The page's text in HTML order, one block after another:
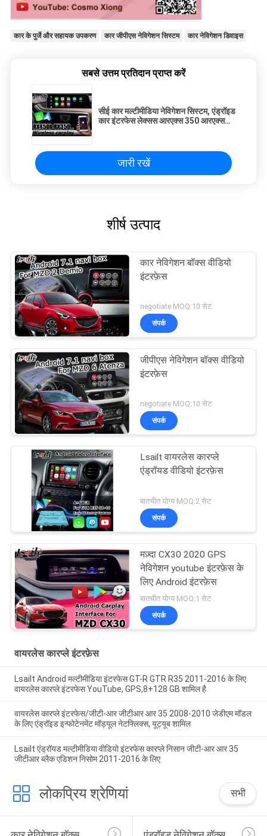
कार के पुर्जे और सहायक उपकरण कार जीपीएस नेविगेशन सिस्टम कार नेविगेशन डिवाइस
सबसे उत्तम प्रतिदान प्राप्त करें
सीई कार मल्टीमीडिया नेविगेशन सिस्टम, एंड्रॉइड
कार इंटरफेस लेक्सस आरएक्स 350 आरएक्स
जारी रखें
शीर्ष उत्पाद
कार नेविगेशन बॉक्स वीडियो
इंटरफ़ेस
negotiate MOQ:10 सेट
संपर्क
जीपीएस नेविगेशन बॉक्स वीडियो
इंटरफ़ेस
negotiate MOQ:10 सेट
संपर्क
Lsailt वायरलेस कारप्ले
एंड्रॉयड वीडियो इंटरफ़ेस
बातचीत योग्य MOQ:2 सेट
संपर्क
मज़्दा CX30 2020 GPS
नेविगेशन youtube इंटरफ़ेस के
लिए Android इंटरफ़ेस
बातचीत योग्य MOQ:1 सेट
संपर्क
वायरलेस कारप्ले इंटरफ़ेस
Lsailt Android मल्टीमीडिया इंटरफेस GT-R GTR R35 2011-2016 के लिए
वायरलेस कारप्ले इंटरफेस YouTube, GPS,8+128 GB शामिल है
वायरलेस कारप्ले इंटरफेस/जीटी-आर जीटीआर आर 35 2008-2010 जेडीएम मॉडल
के लिए एंड्रॉइड इन्फोटेनमेंट मॉड्यूल नेटफ्लिक्स, यूट्यूब शामिल
Lsailt एंड्रॉयड मल्टीमीडिया वीडियो इंटरफेस कारप्ले निसान जीटी-आर आर 35
जीटीआर ब्लैक एडिशन निसोम 2011-2016 के लिए
लोकप्रिय श्रेणियां सभी